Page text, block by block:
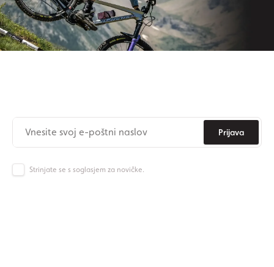
Prijava
Strinjate se s soglasjem za novičke.